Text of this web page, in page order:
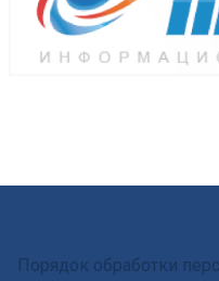
Порядок обработки